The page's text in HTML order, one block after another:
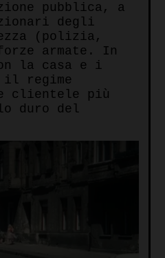
pubblica, a
degli
(polizia,
armate. In
la casa e i
il regime
clientele più
duro del